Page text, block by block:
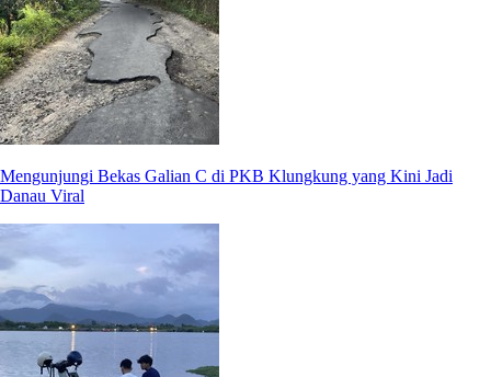
Mengunjungi Bekas Galian C di PKB Klungkung yang Kini Jadi
Danau Viral